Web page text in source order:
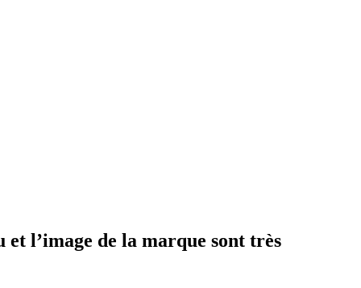
l’image de la marque sont très